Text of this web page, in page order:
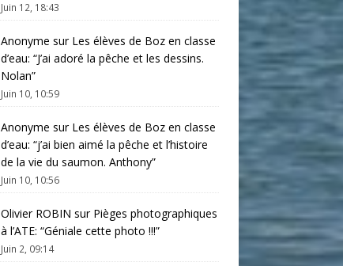
Juin 12, 18:43
Anonyme sur Les élèves de Boz en classe
d’eau: “J’ai adoré la pêche et les dessins.
Nolan”
Juin 10, 10:59
Anonyme sur Les élèves de Boz en classe
d’eau: “j’ai bien aimé la pêche et l’histoire
de la vie du saumon. Anthony”
Juin 10, 10:56
Olivier ROBIN sur Pièges photographiques
à l’ATE: “Géniale cette photo !!!”
Juin 2, 09:14